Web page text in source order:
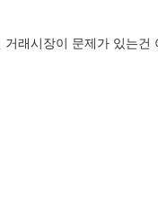
래시장이 문제가 있는건